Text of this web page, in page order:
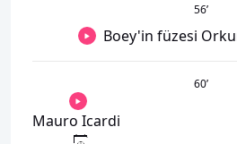
56’
Boey'in füzesi
60’
Mauro Icardi